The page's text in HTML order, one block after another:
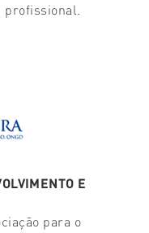
profissional.
E
para o